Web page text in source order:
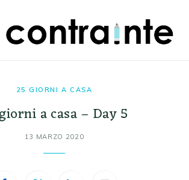
25 GIORNI A CASA
a casa – Day 5
13 MARZO 2020